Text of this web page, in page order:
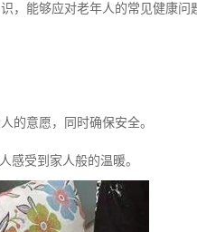
，能够应对老年人的常见健康
的意愿，同时确保安全。
感受到家人般的温暖。